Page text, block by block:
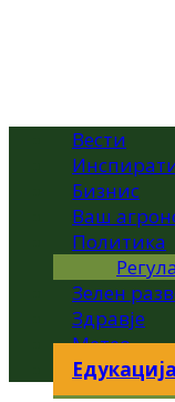
Вести
Бизнис
Ваш
Политика
Зелен
Здравје
Метео
Едукација